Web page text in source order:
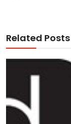
Related Posts